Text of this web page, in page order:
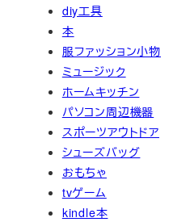
diy工具
本
服ファッション小物
ミュージック
ホームキッチン
パソコン周辺機器
スポーツアウトドア
シューズバッグ
おもちゃ
tvゲーム
kindle本